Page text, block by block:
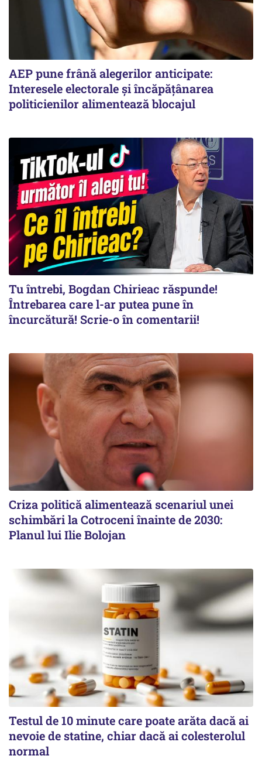
AEP pune frână alegerilor anticipate:
Interesele electorale și încăpățânarea
politicienilor alimentează blocajul
Tu întrebi, Bogdan Chirieac răspunde!
Întrebarea care l-ar putea pune în
încurcătură! Scrie-o în comentarii!
Criza politică alimentează scenariul unei
schimbări la Cotroceni înainte de 2030:
Planul lui Ilie Bolojan
Testul de 10 minute care poate arăta dacă ai
nevoie de statine, chiar dacă ai colesterolul
normal